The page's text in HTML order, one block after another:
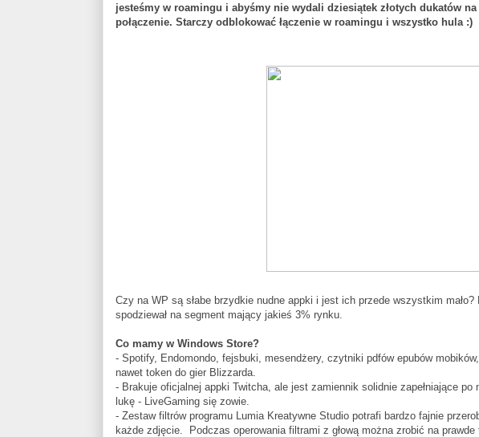
jesteśmy w roamingu i abyśmy nie wydali dziesiątek złotych dukatów
połączenie. Starczy odblokować łączenie w roamingu i wszystko hula :)
Czy na WP są słabe brzydkie nudne appki i jest ich przede wszystkim
spodziewał na segment mający jakieś 3% rynku.
Co mamy w Windows Store?
- Spotify, Endomondo, fejsbuki, mesendżery, czytniki pdfów epubów
nawet token do gier Blizzarda.
- Brakuje oficjalnej appki Twitcha, ale jest zamiennik solidnie zapełniające po
lukę - LiveGaming się zowie.
- Zestaw filtrów programu Lumia Kreatywne Studio potrafi bardzo fajnie
każde zdjęcie. Podczas operowania filtrami z głową można zrobić na prawde